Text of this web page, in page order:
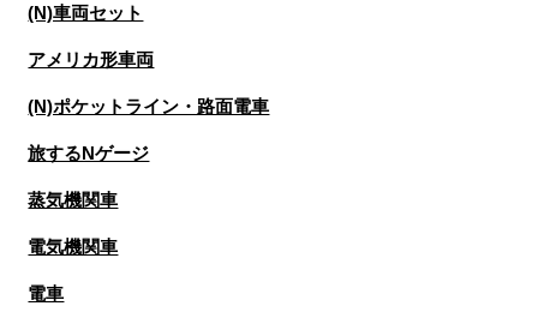
(N)車両セット
アメリカ形車両
(N)ポケットライン・路面電車
旅するNゲージ
蒸気機関車
電気機関車
電車